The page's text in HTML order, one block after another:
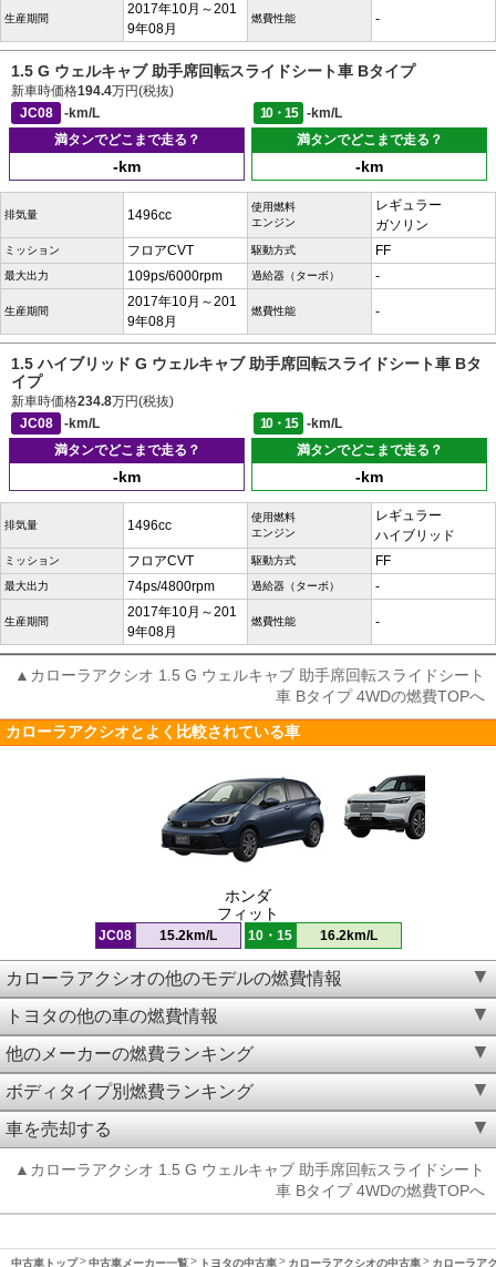
生産期間
2017年10月～201
9年08月
燃費性能 -
1.5 G ウェルキャブ 助手席回転スライドシート車 Bタイプ
新車時価格194.4万円(税抜)
JC08
-km/L 10・15
-km/L
満タンでどこまで走る？
-km
満タンでどこまで走る？
-km
排気量 1496cc
使用燃料
エンジン
レギュラー
ガソリン
ミッション フロアCVT 駆動方式 FF
最大出力 109ps/6000rpm 過給器（ターボ） -
生産期間
2017年10月～201
9年08月
燃費性能 -
1.5 ハイブリッド G ウェルキャブ 助手席回転スライドシート車 Bタ
イプ
新車時価格234.8万円(税抜)
JC08
-km/L 10・15
-km/L
満タンでどこまで走る？
-km
満タンでどこまで走る？
-km
排気量 1496cc
使用燃料
エンジン
レギュラー
ハイブリッド
ミッション フロアCVT 駆動方式 FF
最大出力 74ps/4800rpm 過給器（ターボ） -
生産期間
2017年10月～201
9年08月
燃費性能 -
▲カローラアクシオ 1.5 G ウェルキャブ 助手席回転スライドシート
車 Bタイプ 4WDの燃費TOPへ
カローラアクシオとよく比較されている車
ホンダ
フィット
JC08 15.2km/L 10・15 16.2km/L
カローラアクシオの他のモデルの燃費情報
トヨタの他の車の燃費情報
他のメーカーの燃費ランキング
ボディタイプ別燃費ランキング
車を売却する
▲カローラアクシオ 1.5 G ウェルキャブ 助手席回転スライドシート
車 Bタイプ 4WDの燃費TOPへ
中古車トップ 中古車メーカー一覧 トヨタの中古車 カローラアクシオの中古車 カローラア